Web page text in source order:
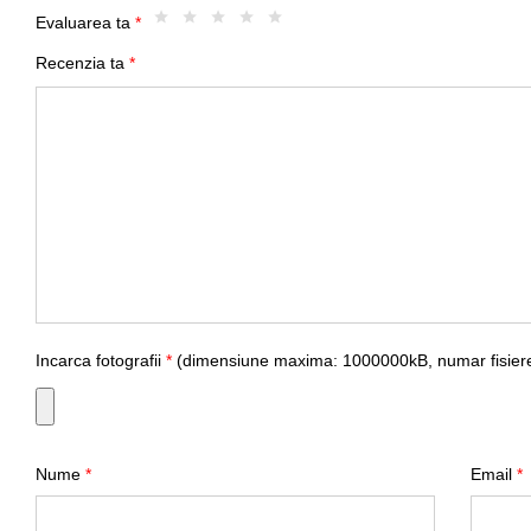
Evaluarea ta *
Recenzia ta *
Incarca fotografii * (dimensiune maxima: 1000000kB, numar
Nume * Email *